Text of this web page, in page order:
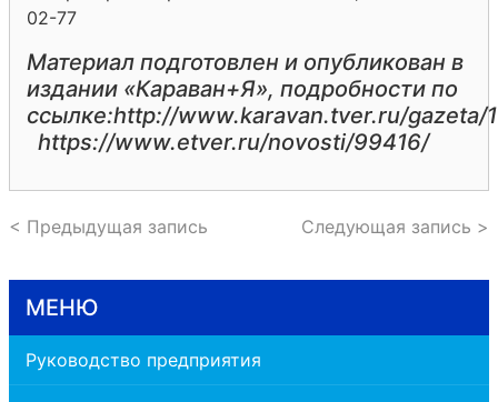
02-77
Материал подготовлен и опубликован в
издании «Караван+Я», подробности по
ссылке:http://www.karavan.tver.ru/gazeta/
https://www.etver.ru/novosti/99416/
< Предыдущая запись Следующая запись >
МЕНЮ
Руководство предприятия